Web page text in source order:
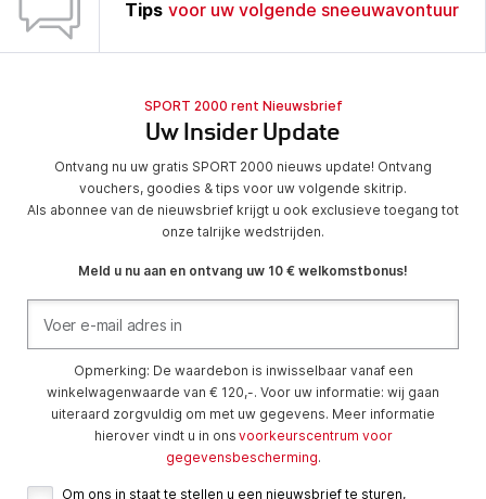
SPORT 2000 rent Nieuwsbrief
Uw Insider Update
Ontvang nu uw gratis SPORT 2000 nieuws update! Ontvang
vouchers, goodies & tips voor uw volgende skitrip.
Als abonnee van de nieuwsbrief krijgt u ook exclusieve toegang tot
onze talrijke wedstrijden.
Meld u nu aan en ontvang uw 10 € welkomstbonus!
Opmerking: De waardebon is inwisselbaar vanaf een
winkelwagenwaarde van € 120,-. Voor uw informatie: wij gaan
uiteraard zorgvuldig om met uw gegevens. Meer informatie
hierover vindt u in ons voorkeurscentrum voor
gegevensbescherming.
Om ons in staat te stellen u een nieuwsbrief te sturen,
Tips voor uw volgende sneeuwavontuur